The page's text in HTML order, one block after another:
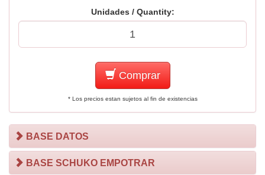
Unidades / Quantity:
Comprar
* Los precios estan sujetos al fin de existencias
BASE DATOS
BASE SCHUKO EMPOTRAR